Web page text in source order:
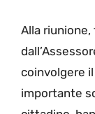
Alla
coinvolgere
importante